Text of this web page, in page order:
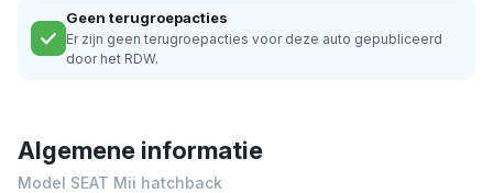
Geen terugroepacties
Er zijn geen terugroepacties voor deze auto gepubliceerd
door het RDW.
Algemene informatie
Model SEAT Mii hatchback